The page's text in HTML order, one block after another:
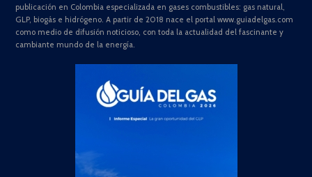
publicación en Colombia especializada en gases combustibles: gas natural,
GLP, biogás e hidrógeno. A partir de 2018 nace el portal www.guiadelgas.com
como medio de difusión noticioso, con toda la actualidad del fascinante y
cambiante mundo de la energía.